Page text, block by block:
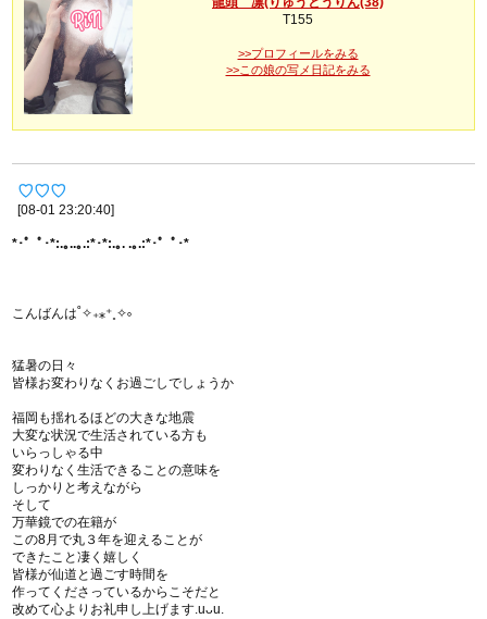
T155
>>プロフィールをみる
>>この娘の写メ日記をみる
♡♡♡
[08-01 23:20:40]
*･゜ﾟ･*:.｡..｡.:*･*:.｡. .｡.:*･゜ﾟ･*
こんばんは˚✧₊⁎⁺˳✧༚
猛暑の日々
皆様お変わりなくお過ごしでしょうか
福岡も揺れるほどの大きな地震
大変な状況で生活されている方も
いらっしゃる中
変わりなく生活できることの意味を
しっかりと考えながら
そして
万華鏡での在籍が
この8月で丸３年を迎えることが
できたこと凄く嬉しく
皆様が仙道と過ごす時間を
作ってくださっているからこそだと
改めて心よりお礼申し上げます.uᴗu.